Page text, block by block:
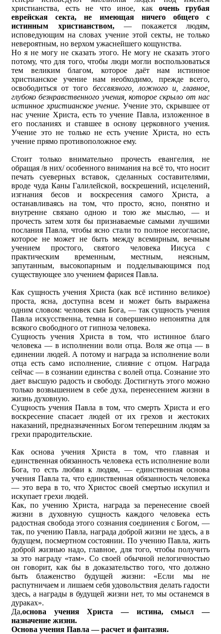
христианства, есть не что иное, какочень грубая
еврейская секта, не имеющая ничего общего с
истинным христианством,— покажется людям,
исповедующим на словах учение этой секты, не только
невероятным, но верхом ужаснейшего кощунства.
Но я не могу не сказать этого. Не могу не сказать этого
потому, что для того, чтобы люди могли воспользоваться
тем великим благом, которое даёт нам истинное
христианское учение нам необходимо, прежде всего,
освободиться от того бессвязного, ложного и, главное,
глубоко безнравственного учения, которое скрыло от нас
истинное христианское учение. Учение это, скрывшее от
нас учение Христа, есть то учение Павла, изложенное в
его посланиях и ставшее в основу церковного учения.
Учение это не только не есть учение Христа, но есть
учение прямо противоположное ему.
Стоит только внимательно прочесть евангелия, не
обращая /в них/ особенного внимания на всё то, что носит
печать суеверных вставок, сделанных составителями,
вроде чуда Каны Галилейской, воскрешений, исцелений,
изгнания бесов и воскресения самого Христа, а
останавливаясь на том, что просто, ясно, понятно и
внутренне связано одною и тою же мыслью, — и
прочесть затем хотя бы признаваемые самыми лучшими
послания Павла, чтобы ясно стали то полное несогласие,
которое не может не быть между всемирным, вечным
учением простого, святого человека Иисуса с
практическим временным, местным, неясным,
запутанным, высокопарным и подделывающимся под
существующее зло учением фарисея Павла.
Как сущность учения Христа (как всё истинно великое)
проста, ясна, доступна всем и может быть выражена
одним словом: человек сын Бога, — так сущность учения
Павла искусственна, темна и совершенно непонятна для
всякого свободного от гипноза человека.
Сущность учения Христа в том, что истинное благо
человека — в исполнении воли отца. Воля же отца — в
единении людей. А потому и награда за исполнение воли
отца есть само исполнение, слияние с отцом. Награда
сейчас — в сознании единства с волей отца. Сознание это
дает высшую радость и свободу. Достигнуть этого можно
только возвышением в себе духа, перенесением жизни в
жизнь духовную.
Сущность учения Павла в том, что смерть Христа и его
воскресение спасает людей от их грехов и жестоких
наказаний, предназначенных Богом теперешним людям за
грехи прародительские.
Как основа учения Христа в том, что главная и
единственная обязанность человека есть исполнение воли
Бога, то есть любви к людям, — единственная основа
учения Павла та, что единственная обязанность человека
— это вера в то, что Христос своей смертью искупил и
искупает грехи людей.
Как, по учению Христа, награда за перенесение своей
жизни в духовную сущность каждого человека есть
радостная свобода этого сознания соединения с Богом, —
так, по учению Павла, награда доброй жизни не здесь, а в
будущем, посмертном состоянии. По учению Павла, жить
доброй жизнью надо, главное, для того, чтобы получить
за это награду «там». Со своей обычной нелогичностью
он говорит, как бы в доказательство того, что должно
быть блаженство будущей жизни: «Если мы не
распутничаем и лишаем себя удовольствия делать гадости
здесь, а награды в будущей жизни нет, то мы останемся в
дураках».
Да,основа учения Христа — истина, смысл —
назначение жизни.
Основа учения Павла — расчет и фантазия.